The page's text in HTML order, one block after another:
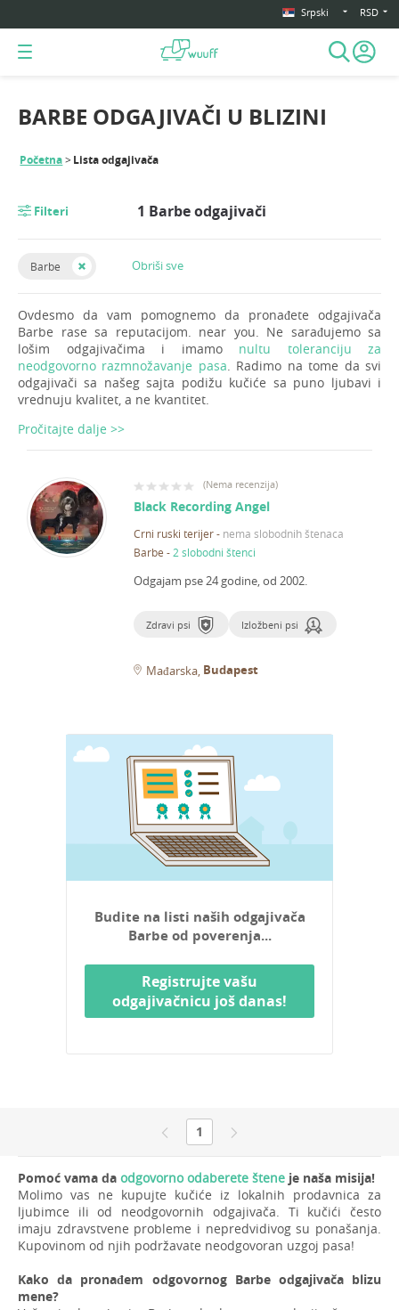
Srpski RSD
Početna Lista odgajivača
BARBE ODGAJIVAČI U BLIZINI
Filteri 1 Barbe odgajivači
Barbe Obriši sve
Ovdesmo da vam pomognemo da pronađete odgajivača
Barbe rase sa reputacijom. near you. Ne sarađujemo sa
lošim odgajivačima i imamo nultu toleranciju za
neodgovorno razmnožavanje pasa. Radimo na tome da svi
odgajivači sa našeg sajta podižu kučiće sa puno ljubavi i
vrednuju kvalitet, a ne kvantitet.
Pročitajte dalje >>
(Nema recenzija)
Black Recording Angel
Crni ruski terijer- nema slobodnih štenaca
Barbe - 2 slobodni štenci
Odgajam pse 24 godine, od 2002.
Zdravi psi Izložbeni psi
Mađarska Budapest
Budite na listi naših odgajivača
Barbe od poverenja...
Registrujte vašu
odgajivačnicu još danas!
1
Pomoć vama da odgovorno odaberete štene je naša misija!
Molimo vas ne kupujte kučiće iz lokalnih prodavnica za
ljubimce ili od neodgovornih odgajivača. Ti kučići često
imaju zdravstvene probleme i nepredvidivog su ponašanja.
Kupovinom od njih podržavate neodgovoran uzgoj pasa!
Kako da pronađem odgovornog Barbe odgajivača blizu
mene?